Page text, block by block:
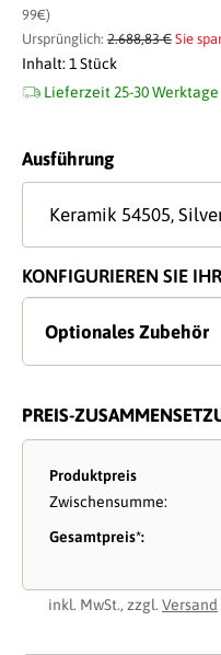
99€)
Ursprünglich: 2.688,83 € Sie
Inhalt: 1 Stück
Lieferzeit 25-30 Werktage
Ausführungauswählen
KONFIGURIEREN SIE
Optionales Zubehör
PREIS-
Produktpreis
Zwischensumme:
Gesamtpreis*:
inkl. MwSt., zzgl. Versand